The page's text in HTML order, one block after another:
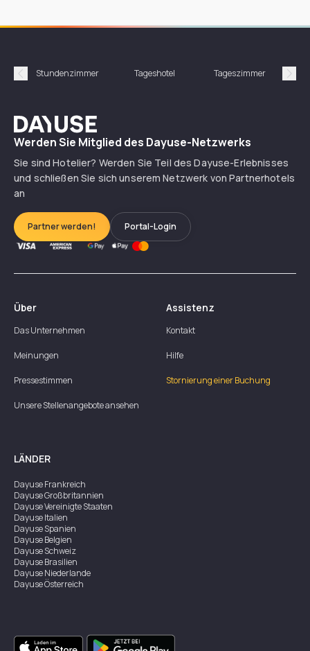
Précédent
Stundenzimmer Tageshotel Tageszimmer
Dayuse
Werden Sie Mitglied des Dayuse-Netzwerks
Sie sind Hotelier? Werden Sie Teil des Dayuse-Erlebnisses
und schließen Sie sich unserem Netzwerk von Partnerhotels
an
Partner werden! Portal-Login
Über
Das Unternehmen
Meinungen
Pressestimmen
Unsere Stellenangebote ansehen
Assistenz
Kontakt
Hilfe
Stornierung einer Buchung
LÄNDER
DayuseFrankreich
DayuseGroßbritannien
DayuseVereinigte Staaten
DayuseItalien
DayuseSpanien
DayuseBelgien
DayuseSchweiz
DayuseBrasilien
DayuseNiederlande
DayuseÖsterreich
DayuseSingapur